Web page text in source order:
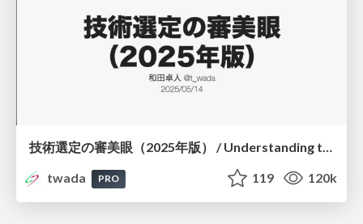
技術選定の審美眼（2025年版） / Understanding the Spiral of Technologies 2025 edition
twada
PRO 119 120k